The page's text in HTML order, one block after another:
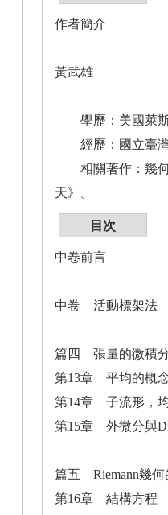
作者簡介
黃武雄
學歷：美國萊斯
經歷：國立臺灣
相關著作：幾何
天》。
目次
中卷前言
中卷 活動標架法
篇四 張量的微積
第13章 平均的概
第14章 子流形，
第15章 外微分與
篇五 Riemann幾何
第16章 結構方程